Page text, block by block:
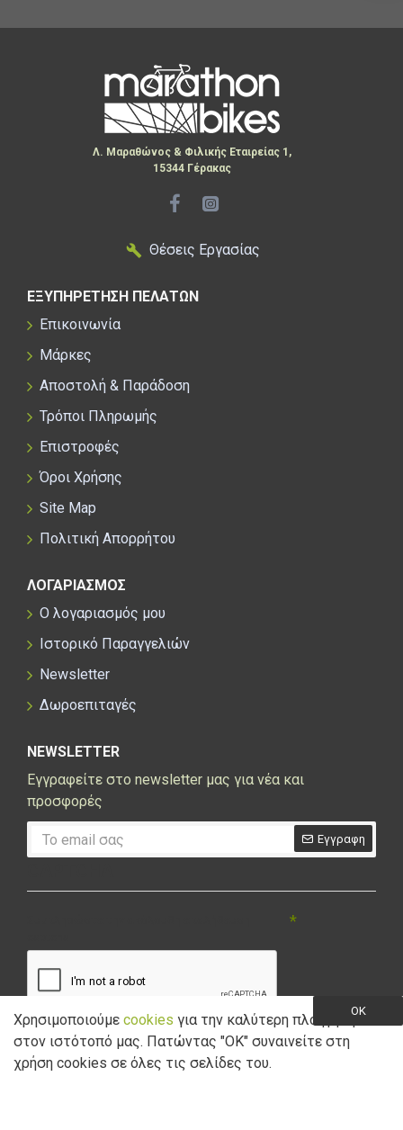
Λ. Μαραθώνος & Φιλικής Εταιρείας 1,
15344 Γέρακας
Θέσεις Εργασίας
ΕΞΥΠΗΡΕΤΗΣΗ ΠΕΛΑΤΩΝ
Επικοινωνία
Μάρκες
Αποστολή & Παράδοση
Τρόποι Πληρωμής
Επιστροφές
Όροι Χρήσης
Site Map
Πολιτική Απορρήτου
ΛΟΓΑΡΙΑΣΜΟΣ
Ο λογαριασμός μου
Ιστορικό Παραγγελιών
Newsletter
Δωροεπιταγές
NEWSLETTER
Εγγραφείτε στο newsletter μας για νέα και
προσφορές
Εγγραφη
Έχω διαβάσει και αποδέχομαι την Πολιτική Απορρήτου
OK
Χρησιμοποιούμε cookies για την καλύτερη πλοήγηση
στον ιστότοπό μας. Πατώντας "ΟK" συναινείτε στη
χρήση cookies σε όλες τις σελίδες του.